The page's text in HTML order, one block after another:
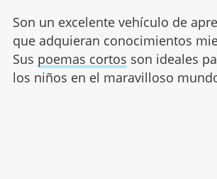
Son un excelente vehículo de
que adquieran conocimientos
Sus poemas cortos son ideales
los niños en el maravilloso